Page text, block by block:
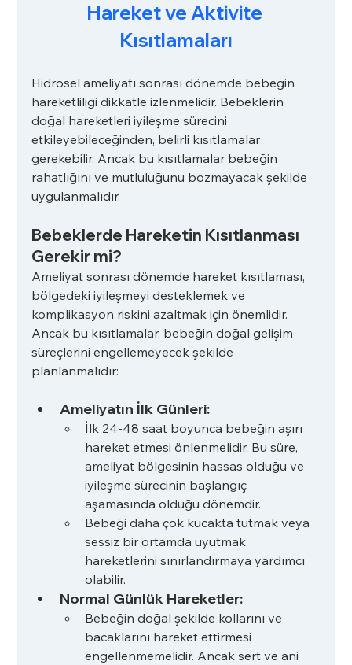
Hareket ve Aktivite
Kısıtlamaları
Hidrosel ameliyatı sonrası dönemde bebeğin
hareketliliği dikkatle izlenmelidir. Bebeklerin
doğal hareketleri iyileşme sürecini
etkileyebileceğinden, belirli kısıtlamalar
gerekebilir. Ancak bu kısıtlamalar bebeğin
rahatlığını ve mutluluğunu bozmayacak şekilde
uygulanmalıdır.
Bebeklerde Hareketin Kısıtlanması
Gerekir mi?
Ameliyat sonrası dönemde hareket kısıtlaması,
bölgedeki iyileşmeyi desteklemek ve
komplikasyon riskini azaltmak için önemlidir.
Ancak bu kısıtlamalar, bebeğin doğal gelişim
süreçlerini engellemeyecek şekilde
planlanmalıdır:
Ameliyatın İlk Günleri:
İlk 24-48 saat boyunca bebeğin aşırı
hareket etmesi önlenmelidir. Bu süre,
ameliyat bölgesinin hassas olduğu ve
iyileşme sürecinin başlangıç
aşamasında olduğu dönemdir.
Bebeği daha çok kucakta tutmak veya
sessiz bir ortamda uyutmak
hareketlerini sınırlandırmaya yardımcı
olabilir.
Normal Günlük Hareketler:
Bebeğin doğal şekilde kollarını ve
bacaklarını hareket ettirmesi
engellenmemelidir. Ancak sert ve ani